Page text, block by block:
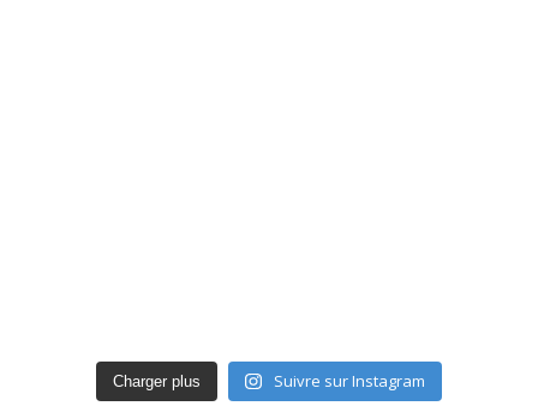
Charger plus Suivre sur Instagram